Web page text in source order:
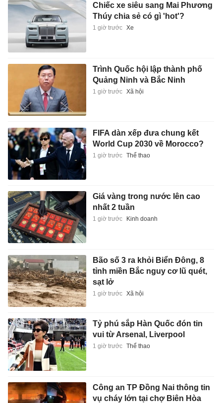
Chiếc xe siêu sang Mai Phương
Thúy chia sẻ có gì 'hot'?
1 giờ trước Xe
Trình Quốc hội lập thành phố
Quảng Ninh và Bắc Ninh
1 giờ trước Xã hội
FIFA dàn xếp đưa chung kết
World Cup 2030 về Morocco?
1 giờ trước Thể thao
Giá vàng trong nước lên cao
nhất 2 tuần
1 giờ trước Kinh doanh
Bão số 3 ra khỏi Biển Đông, 8
tỉnh miền Bắc nguy cơ lũ quét,
sạt lở
1 giờ trước Xã hội
Tỷ phú sắp Hàn Quốc đón tin
vui từ Arsenal, Liverpool
1 giờ trước Thể thao
Công an TP Đồng Nai thông tin
vụ cháy lớn tại chợ Biên Hòa